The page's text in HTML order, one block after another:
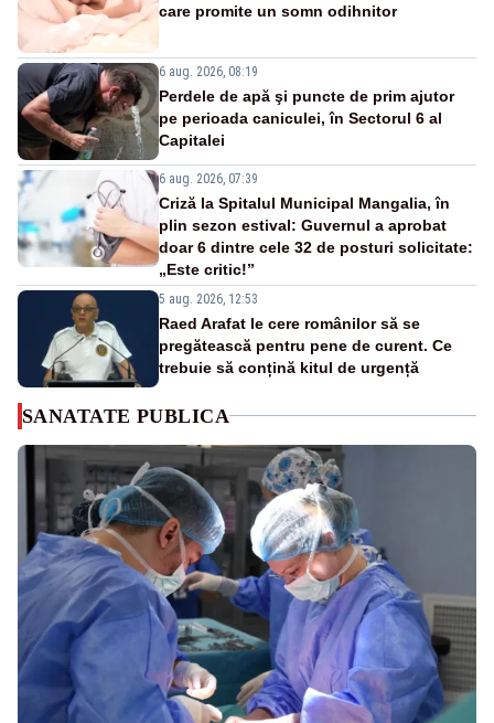
care promite un somn odihnitor
6 aug. 2026, 08:19
Perdele de apă şi puncte de prim ajutor
pe perioada caniculei, în Sectorul 6 al
Capitalei
6 aug. 2026, 07:39
Criză la Spitalul Municipal Mangalia, în
plin sezon estival: Guvernul a aprobat
doar 6 dintre cele 32 de posturi solicitate:
„Este critic!”
5 aug. 2026, 12:53
Raed Arafat le cere românilor să se
pregătească pentru pene de curent. Ce
trebuie să conțină kitul de urgență
SANATATE PUBLICA